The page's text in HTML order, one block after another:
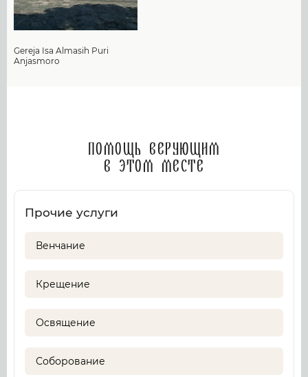
Gereja Isa Almasih Puri
Anjasmoro
Помощь верующим
в этом месте
Прочие услуги
Венчание
Крещение
Освящение
Соборование